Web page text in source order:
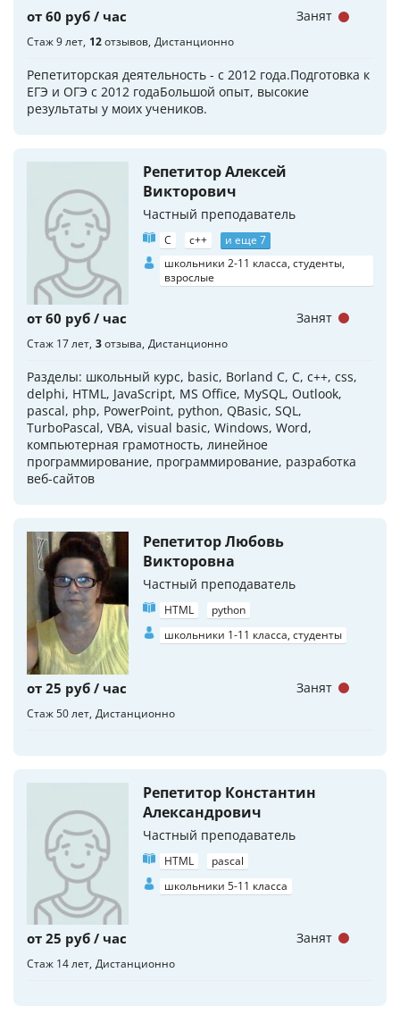
от 60 руб / час
Стаж 9 лет 12отзывов Дистанционно
Репетиторская деятельность - с 2012 года.Подготовка к
ЕГЭ и ОГЭ с 2012 годаБольшой опыт, высокие
результаты у моих учеников.
Занят
Репетитор Алексей
Викторович
Частный преподаватель
C c++
и еще 7
школьники 2-11 класса, студенты,
взрослые
от 60 руб / час
Стаж 17 лет 3отзыва Дистанционно
Разделы: школьный курс, basic, Borland C, C, c++, css,
delphi, HTML, JavaScript, MS Office, MySQL, Outlook,
pascal, php, PowerPoint, python, QBasic, SQL,
TurboPascal, VBA, visual basic, Windows, Word,
компьютерная грамотность, линейное
программирование, программирование, разработка
веб-сайтов
Занят
Репетитор Любовь
Викторовна
Частный преподаватель
HTML
python
школьники 1-11 класса, студенты
от 25 руб / час
Стаж 50 лет Дистанционно
Занят
Репетитор Константин
Александрович
Частный преподаватель
HTML
pascal
школьники 5-11 класса
от 25 руб / час
Стаж 14 лет Дистанционно
Занят